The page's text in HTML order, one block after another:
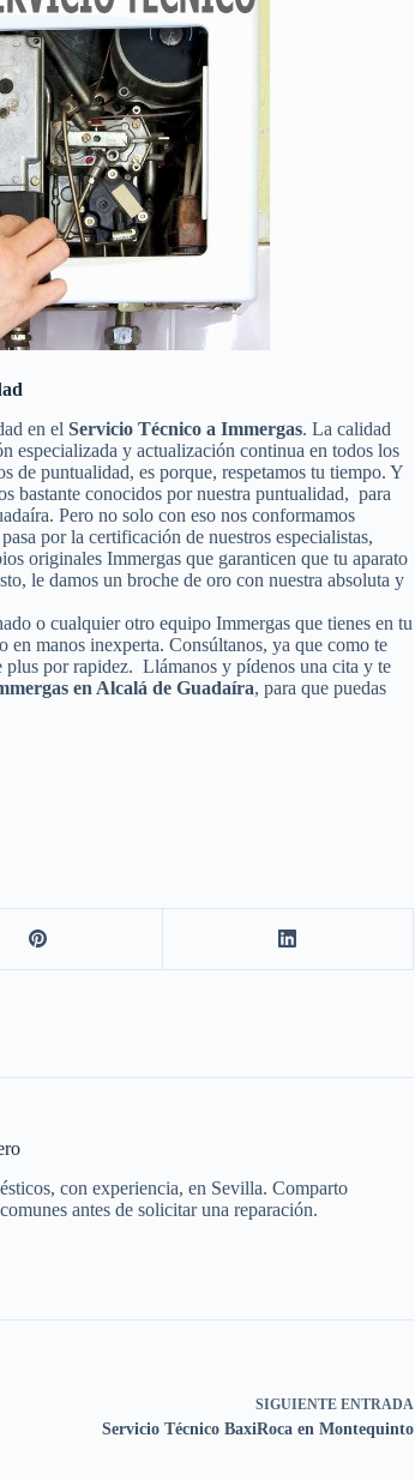
en el Servicio Técnico a Immergas. La calidad
especializada y actualización continua en todos los
de puntualidad, es porque, respetamos tu tiempo. Y
bastante conocidos por nuestra puntualidad, para
Pero no solo con eso nos conformamos
por la certificación de nuestros especialistas,
originales Immergas que garanticen que tu aparato
le damos un broche de oro con nuestra absoluta y
o cualquier otro equipo Immergas que tienes en tu
en manos inexperta. Consúltanos, ya que como te
por rapidez. Llámanos y pídenos una cita y te
en Alcalá de Guadaíra, para que puedas
con experiencia, en Sevilla. Comparto
antes de solicitar una reparación.
SIGUIENTE ENTRADA
Servicio Técnico BaxiRoca en Montequinto